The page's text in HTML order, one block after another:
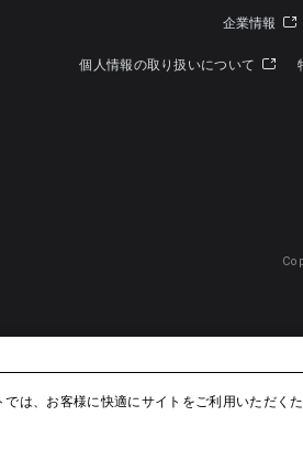
企業情報
個人情報の取り扱いについて
は、お客様に快適にサイトをご利用いただく